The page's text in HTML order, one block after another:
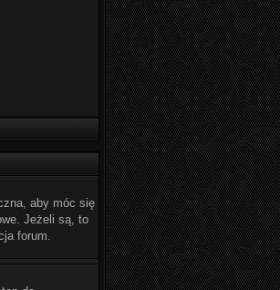
aby móc się
Jeżeli są, to
forum.